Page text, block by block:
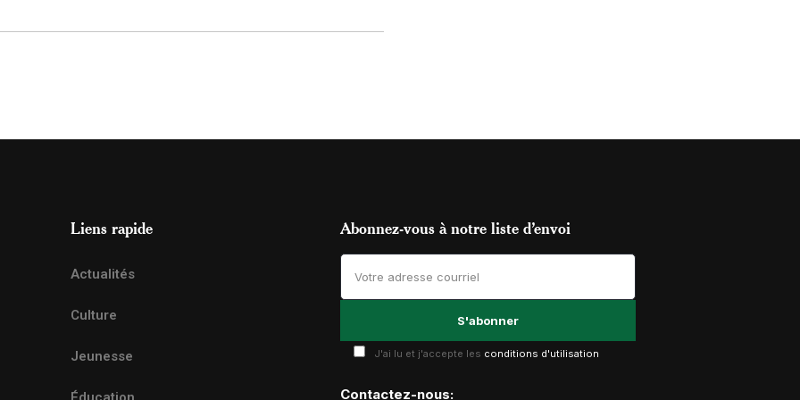
Liens rapide
Actualités
Culture
Jeunesse
Abonnez-vous à notre liste d’envoi
J'ai lu et j'accepte les conditions d'utilisation
Contactez-nous: